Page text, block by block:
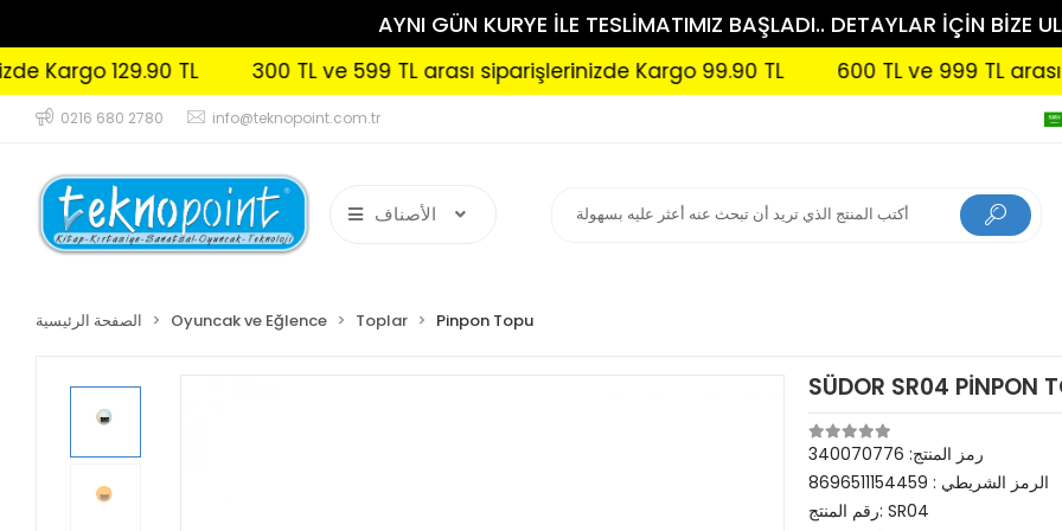
AYNI GÜN KURYE İLE TESLİMATIMIZ BAŞLADI.. DETAYLAR İÇİN BİZE
129.90 TL 300 TL ve 599 TL arası siparişlerinizde Kargo 99.90 TL 600 TL ve 999 TL arası
0216 680 2780 info@teknopoint.com.tr
الأصناف
الصفحة الرئيسية Oyuncak ve Eğlence Toplar Pinpon Topu
SÜDOR SR04 PİNPON
رمز المنتج: 340070776
الرمز الشريطي : 8696511154459
رقم المنتج: SR04